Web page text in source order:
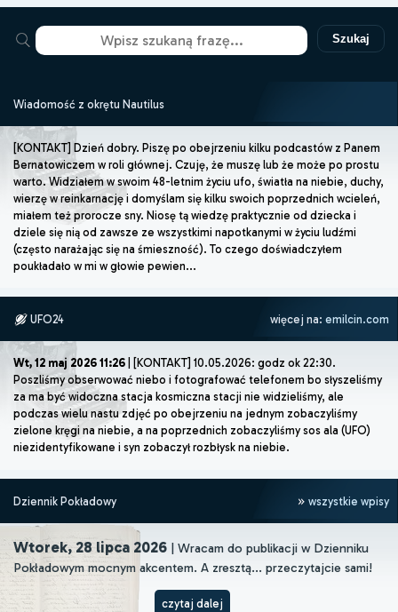
Szukaj
Wiadomość z okrętu Nautilus
[KONTAKT] Dzień dobry. Piszę po obejrzeniu kilku podcastów z Panem
Bernatowiczem w roli głównej. Czuję, że muszę lub że może po prostu
warto. Widziałem w swoim 48-letnim życiu ufo, światła na niebie, duchy,
wierzę w reinkarnację i domyślam się kilku swoich poprzednich wcieleń,
miałem też prorocze sny. Niosę tą wiedzę praktycznie od dziecka i
dziele się nią od zawsze ze wszystkimi napotkanymi w życiu ludźmi
(często narażając się na śmieszność). To czego doświadczyłem
poukładało w mi w głowie pewien...
UFO24 więcej na: emilcin.com
Wt, 12 maj 2026 11:26 | [KONTAKT] 10.05.2026: godz ok 22:30.
Poszliśmy obserwować niebo i fotografować telefonem bo słyszeliśmy
za ma być widoczna stacja kosmiczna stacji nie widzieliśmy, ale
podczas wielu nastu zdjęć po obejrzeniu na jednym zobaczyliśmy
zielone kręgi na niebie, a na poprzednich zobaczyliśmy sos ala (UFO)
niezidentyfikowane i syn zobaczył rozbłysk na niebie.
Dziennik Pokładowy wszystkie wpisy
Wtorek, 28 lipca 2026 | Wracam do publikacji w Dzienniku
Pokładowym mocnym akcentem. A zresztą... przeczytajcie sami!
czytaj dalej